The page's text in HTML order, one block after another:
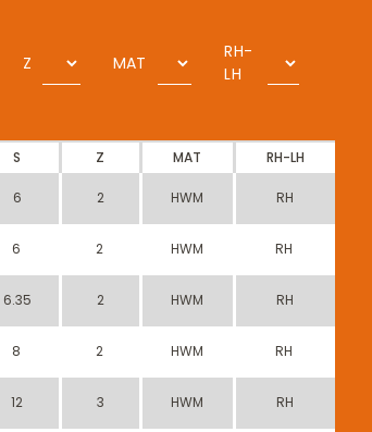
Z MAT
RH-
LH
S Z MAT
RH-LH
6 2 HWM RH
6 2 HWM RH
6.35 2 HWM RH
8 2 HWM RH
12 3 HWM RH